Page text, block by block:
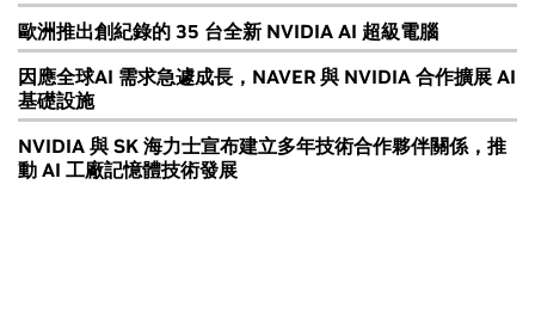
歐洲推出創紀錄的 35 台全新 NVIDIA AI 超級電腦
因應全球AI 需求急遽成長，NAVER 與 NVIDIA 合作擴展 AI
基礎設施
NVIDIA 與 SK 海力士宣布建立多年技術合作夥伴關係，推
動 AI 工廠記憶體技術發展